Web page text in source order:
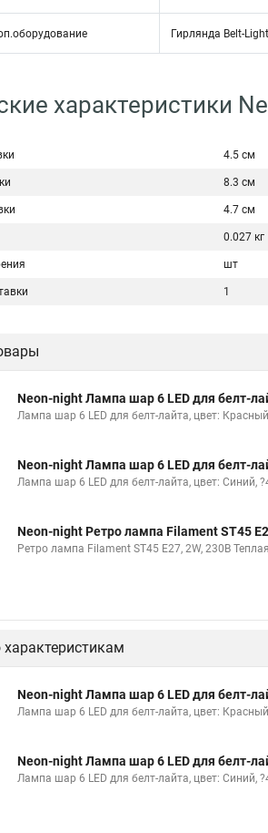
Гирлянда Belt-
характеристики
4.5 см
8.3 см
4.7 см
0.027 кг
шт
1
Neon-night Лампа шар 6 LED для белт-
Лампа шар 6 LED для белт-лайта, цвет:
Neon-night Лампа шар 6 LED для белт-
Лампа шар 6 LED для белт-лайта, цвет: Синий,
Neon-night Ретро лампа Filament ST45
Ретро лампа Filament ST45 E27, 2W, 230В
Neon-night Лампа шар 6 LED для белт-
Лампа шар 6 LED для белт-лайта, цвет:
Neon-night Лампа шар 6 LED для белт-
Лампа шар 6 LED для белт-лайта, цвет: Синий,